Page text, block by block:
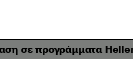
σε προγράμματα